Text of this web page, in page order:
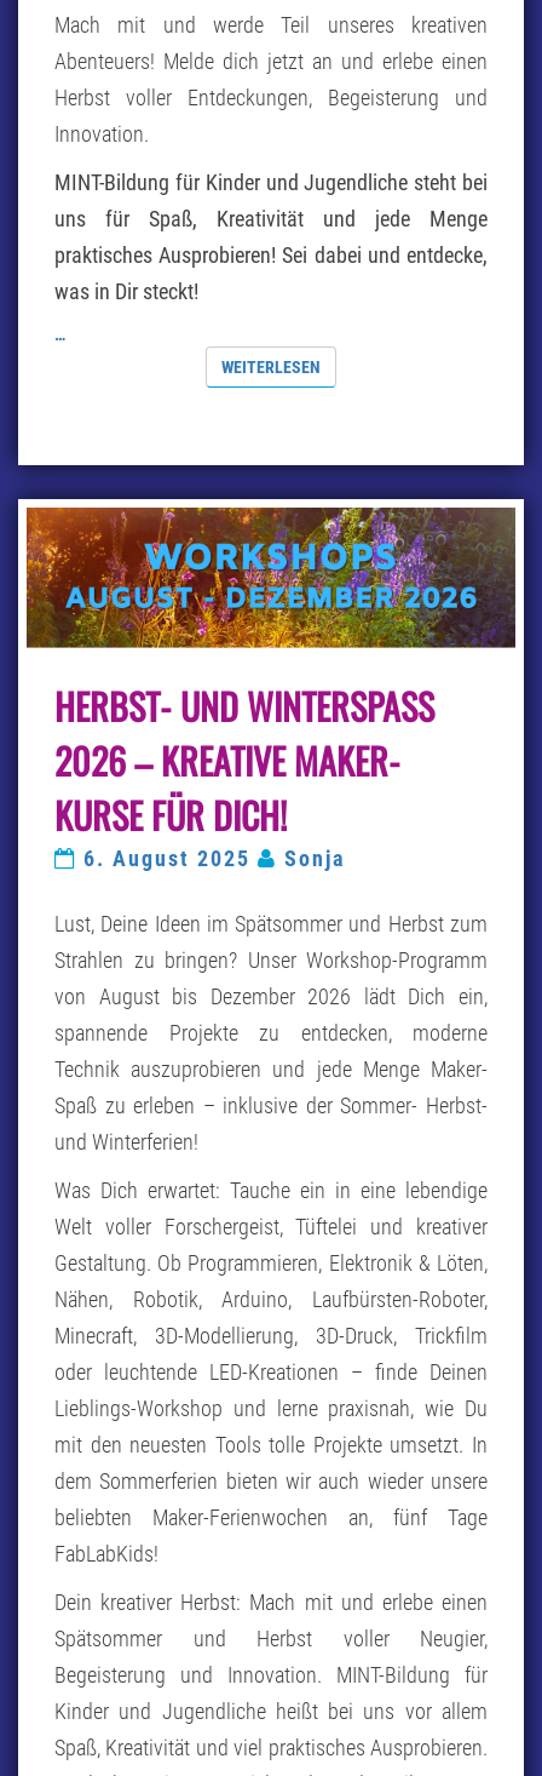
Mach mit und werde Teil unseres kreativen
Abenteuers! Melde dich jetzt an und erlebe einen
Herbst voller Entdeckungen, Begeisterung und
Innovation.
MINT-Bildung für Kinder und Jugendliche steht bei
uns für Spaß, Kreativität und jede Menge
praktisches Ausprobieren! Sei dabei und entdecke,
was in Dir steckt!
…
WEITERLESEN
UND
WINTERSPASS 2
K
AKER-K
URSE F
ÜR D
HERBST- UND WINTERSPASS 2
026 – KREATIVE MAKER-K
URSE FÜR DICH!
6. August 2025 Sonja
Lust, Deine Ideen im Spätsommer und Herbst zum
Strahlen zu bringen? Unser Workshop-Programm
von August bis Dezember 2026 lädt Dich ein,
spannende Projekte zu entdecken, moderne
Technik auszuprobieren und jede Menge Maker-
Spaß zu erleben – inklusive der Sommer- Herbst-
und Winterferien!
Was Dich erwartet: Tauche ein in eine lebendige
Welt voller Forschergeist, Tüftelei und kreativer
Gestaltung. Ob Programmieren, Elektronik & Löten,
Nähen, Robotik, Arduino, Laufbürsten-Roboter,
Minecraft, 3D-Modellierung, 3D-Druck, Trickfilm
oder leuchtende LED-Kreationen – finde Deinen
Lieblings-Workshop und lerne praxisnah, wie Du
mit den neuesten Tools tolle Projekte umsetzt. In
dem Sommerferien bieten wir auch wieder unsere
beliebten Maker-Ferienwochen an, fünf Tage
FabLabKids!
Dein kreativer Herbst: Mach mit und erlebe einen
Spätsommer und Herbst voller Neugier,
Begeisterung und Innovation. MINT-Bildung für
Kinder und Jugendliche heißt bei uns vor allem
Spaß, Kreativität und viel praktisches Ausprobieren.